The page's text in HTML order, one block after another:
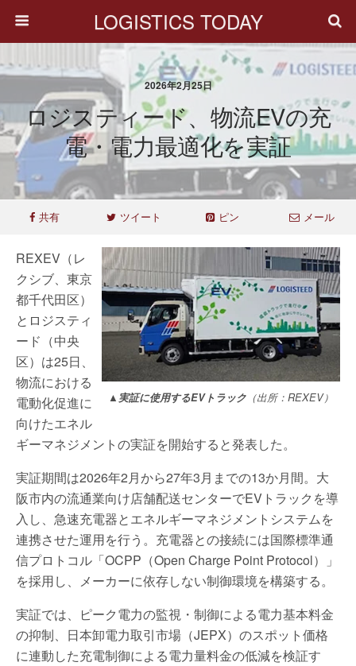
LOGISTICS TODAY
2026年2月25日
ロジスティード、物流EVの充
電・電力最適化を実証
共有 ツイート ピン メール
▲実証に使用するEVトラック （出所：REXEV）
REXEV（レ
クシブ、東京
都千代田区）
とロジスティ
ード（中央
区）は25日、
物流における
電動化促進に
向けたエネル
ギーマネジメントの実証を開始すると発表した。
実証期間は2026年2月から27年3月までの13か月間。大
阪市内の流通業向け店舗配送センターでEVトラックを導
入し、急速充電器とエネルギーマネジメントシステムを
連携させた運用を行う。充電器との接続には国際標準通
信プロトコル「OCPP（Open Charge Point Protocol）」
を採用し、メーカーに依存しない制御環境を構築する。
実証では、ピーク電力の監視・制御による電力基本料金
の抑制、日本卸電力取引市場（JEPX）のスポット価格
に連動した充電制御による電力量料金の低減を検証す